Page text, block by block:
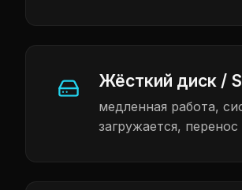
Жёсткий диск /
медленная работа,
загружается,